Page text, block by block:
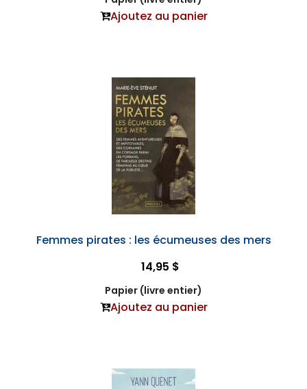
Ajoutez au panier
Femmes pirates : les écumeuses des mers
14,95 $
Papier (livre entier)
Ajoutez au panier